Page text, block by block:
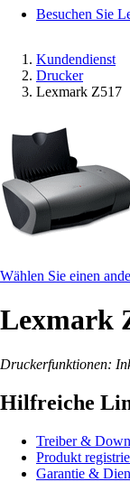
Besuchen Sie
Kundendienst
Drucker
Lexmark Z517
Wählen Sie einen
Lexmark
Druckerfunktionen:
Hilfreiche
Treiber &
Produkt
Garantie &